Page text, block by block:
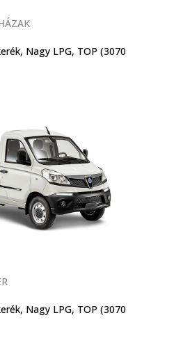
Nagy LPG, TOP (3070
Nagy LPG, TOP (3070